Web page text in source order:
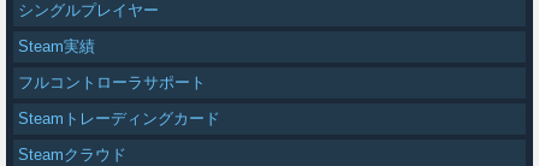
シングルプレイヤー
Steam実績
フルコントローラサポート
Steamトレーディングカード
Steamクラウド